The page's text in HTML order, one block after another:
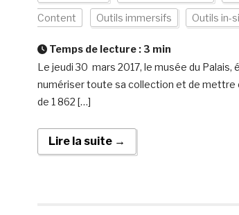
Content Outils immersifs Outils in-
Temps de lecture : 3 min
Le jeudi 30 mars 2017, le musée du
numériser toute sa collection et de mettre
de 1 862 […]
Lire la suite →